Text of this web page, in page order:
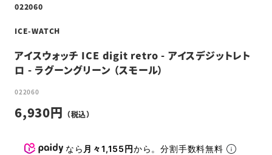
022060
ICE-WATCH
アイスウォッチ ICE digit retro - アイスデジットレト
ロ - ラグーングリーン （スモール）
022060
6,930
なら 月々1,155円から。分割手数料無料